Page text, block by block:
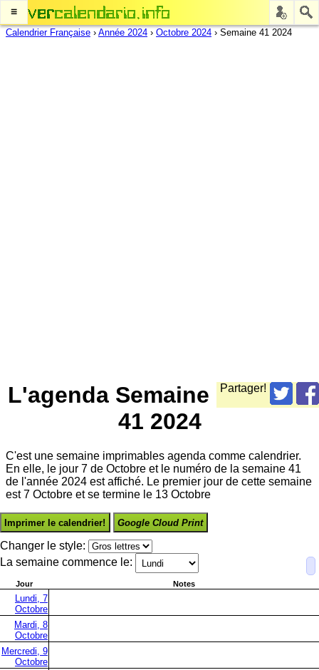
≡
Calendrier Française › Année 2024 › Octobre 2024 › Semaine 41 2024
Partager!
L'agenda Semaine
41 2024
C'est une semaine imprimables agenda comme calendrier.
En elle, le jour 7 de Octobre et le numéro de la semaine 41
de l'année 2024 est affiché. Le premier jour de cette semaine
est 7 Octobre et se termine le 13 Octobre
Imprimer le calendrier! Google Cloud Print
Changer le style:
La semaine commence le:
Jour Notes
Lundi, 7
Octobre
Mardi, 8
Octobre
Mercredi, 9
Octobre